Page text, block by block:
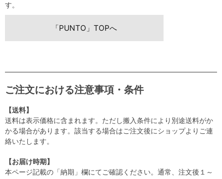
す。
「PUNTO」TOPへ
ご注文における注意事項・条件
【送料】
送料は表示価格に含まれます。ただし搬入条件により別途送料がか
かる場合があります。該当する場合はご注文後にショップよりご連
絡いたします。
【お届け時期】
本ページ記載の「納期」欄にてご確認ください。通常、注文後１～